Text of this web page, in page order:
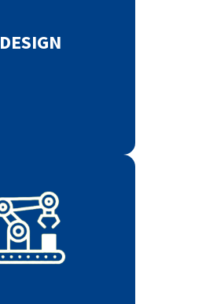
DESIGN